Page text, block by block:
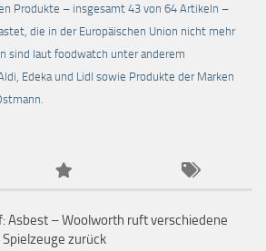
Produkte – insgesamt 43 von 64 Artikeln –
die in der Europäischen Union nicht mehr
sind laut foodwatch unter anderem
Edeka und Lidl sowie Produkte der Marken
Asbest – Woolworth ruft verschiedene
zurück